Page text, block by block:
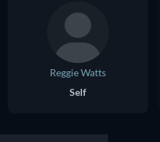
Reggie Watts
Self